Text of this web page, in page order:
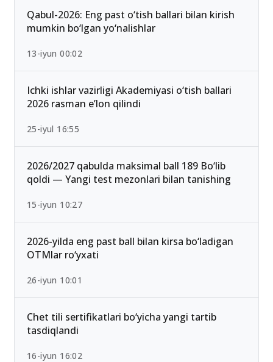
Qabul-2026: Eng past o‘tish ballari bilan kirish
mumkin bo‘lgan yo‘nalishlar
13-iyun 00:02
Ichki ishlar vazirligi Akademiyasi o‘tish ballari
2026 rasman e’lon qilindi
25-iyul 16:55
2026/2027 qabulda maksimal ball 189 Bo‘lib
qoldi — Yangi test mezonlari bilan tanishing
15-iyun 10:27
2026-yilda eng past ball bilan kirsa bo‘ladigan
OTMlar ro‘yxati
26-iyun 10:01
Chet tili sertifikatlari bo‘yicha yangi tartib
tasdiqlandi
16-iyun 16:02